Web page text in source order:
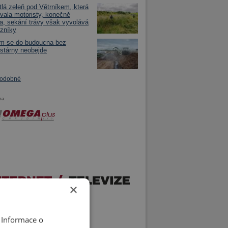
zeleň pod Větrníkem, která
motoristy, konečně
sekání trávy však vyvolává
se do budoucna bez
neobejde
×
o